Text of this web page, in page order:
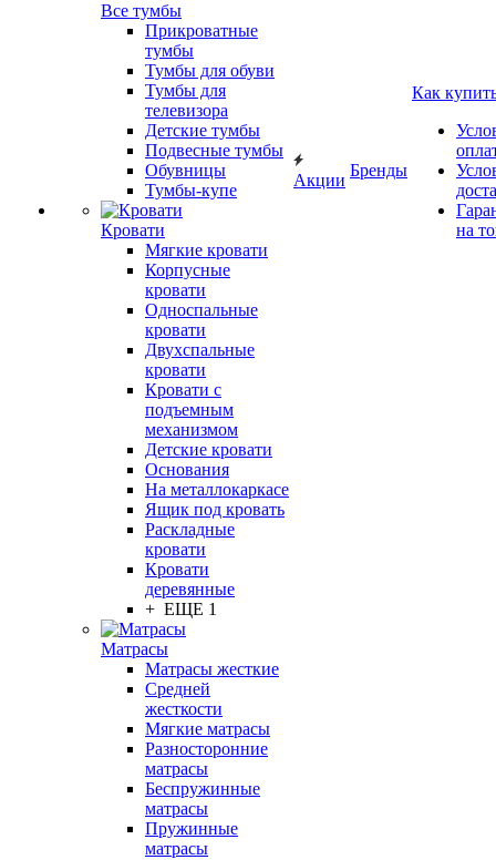
Все тумбы
Прикроватные
тумбы
Тумбы для обуви
Тумбы для
телевизора
Детские тумбы
Подвесные тумбы
Обувницы
Тумбы-купе
Кровати
Мягкие кровати
Корпусные
кровати
Односпальные
кровати
Двухспальные
кровати
Кровати с
подъемным
механизмом
Детские кровати
Основания
На металлокаркасе
Ящик под кровать
Раскладные
кровати
Кровати
деревянные
+ ЕЩЕ 1
Матрасы
Матрасы жесткие
Средней
жесткости
Мягкие матрасы
Разносторонние
матрасы
Беспружинные
матрасы
Пружинные
матрасы
Акции
Бренды
Как
на